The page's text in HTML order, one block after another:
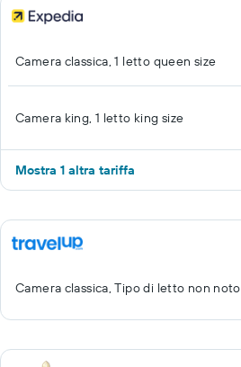
Camera classica, 1 letto queen size
Camera king, 1 letto king size
Mostra 1 altra tariffa
Camera classica, Tipo di letto non noto